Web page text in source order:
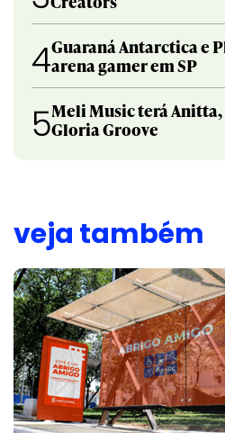
4Guaraná Antarctica e
arena gamer em SP
5Meli Music terá
Gloria Groove
veja também